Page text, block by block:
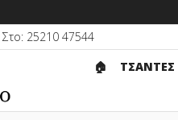
25210 47544
🏠︎
ΤΣΑΝΤΕΣ